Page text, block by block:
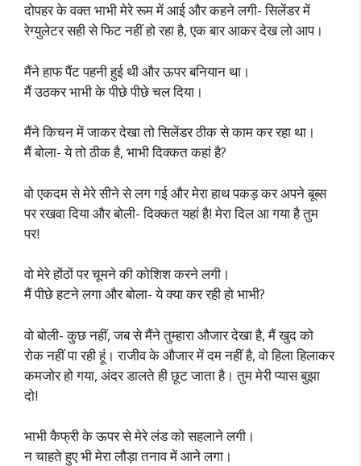
दोपहर के वक्त भाभी मेरे रूम में आई और कहने लगी- सिलेंडर में
रेग्युलेटर सही से फिट नहीं हो रहा है, एक बार आकर देख लो आप।
मैंने हाफ पैंट पहनी हुई थी और ऊपर बनियान था।
मैं उठकर भाभी के पीछे पीछे चल दिया।
मैंने किचन में जाकर देखा तो सिलेंडर ठीक से काम कर रहा था।
मैं बोला- ये तो ठीक है, भाभी दिक्कत कहां है?
वो एकदम से मेरे सीने से लग गई और मेरा हाथ पकड़ कर अपने बूब्स
पर रखवा दिया और बोली- दिक्कत यहां है! मेरा दिल आ गया है तुम
पर!
वो मेरे होंठों पर चूमने की कोशिश करने लगी।
मैं पीछे हटने लगा और बोला- ये क्या कर रही हो भाभी?
वो बोली- कुछ नहीं, जब से मैंने तुम्हारा औजार देखा है, मैं खुद को
रोक नहीं पा रही हूं। राजीव के औजार में दम नहीं है, वो हिला हिलाकर
कमजोर हो गया, अंदर डालते ही छूट जाता है। तुम मेरी प्यास बुझा
दो!
भाभी कैफ्री के ऊपर से मेरे लंड को सहलाने लगी।
न चाहते हुए भी मेरा लौड़ा तनाव में आने लगा।